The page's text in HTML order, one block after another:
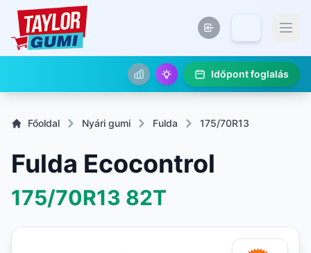
Időpont foglalás
Főoldal Nyári gumi Fulda 175/70R13
Fulda Ecocontrol
175/70R13 82T